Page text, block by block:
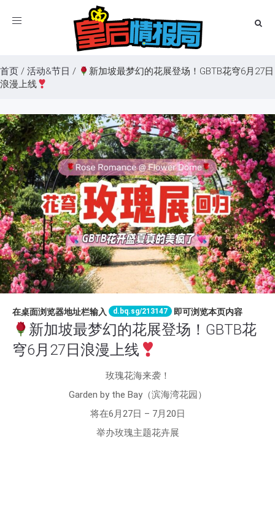
Toggle
首页 / 活动&节日 /
新加坡最梦幻的花展登场！GBTB花穹6月27日
浪漫上线
在桌面浏览器地址栏输入 d.bq.sg/213147 即可浏览本页内容
新加坡最梦幻的花展登场！GBTB花
穹6月27日浪漫上线
玫瑰花海来袭！
Garden by the Bay（滨海湾花园）
将在6月27日 – 7月20日
举办玫瑰主题花卉展